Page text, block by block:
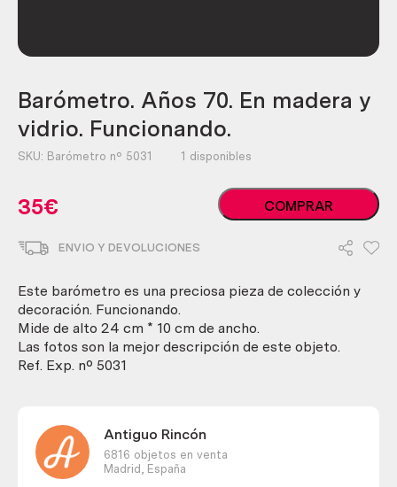
Barómetro. Años 70. En madera y
vidrio. Funcionando.
SKU: Barómetro nº 5031 1 disponibles
35€
Barómetro.
Años
y
Funcionando.
cantidad
COMPRAR
ENVIO Y DEVOLUCIONES
Este barómetro es una preciosa pieza de colección y
decoración. Funcionando.
Mide de alto 24 cm * 10 cm de ancho.
Las fotos son la mejor descripción de este objeto.
Ref. Exp. nº 5031
Antiguo Rincón
6816 objetos en venta
Madrid,
España